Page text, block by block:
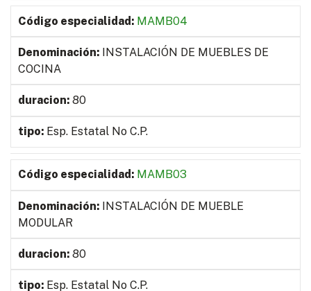
MAMB04
INSTALACIÓN DE MUEBLES DE
COCINA
80
Esp. Estatal No C.P.
MAMB03
INSTALACIÓN DE MUEBLE
MODULAR
80
Esp. Estatal No C.P.